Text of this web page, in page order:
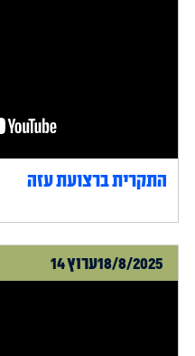
התקרית ברצועת עזה
18/8/2025ערוץ 14